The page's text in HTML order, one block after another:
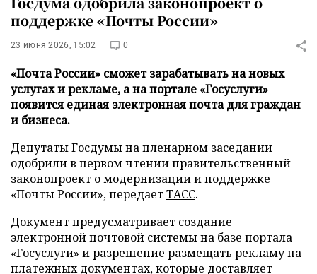
поддержке «Почты России»
23 июня 2026, 15:02 0
«Почта России» сможет зарабатывать на новых
услугах и рекламе, а на портале «Госуслуги»
появится единая электронная почта для граждан
и бизнеса.
Депутаты Госдумы на пленарном заседании
одобрили в первом чтении правительственный
законопроект о модернизации и поддержке
«Почты России», передаетТАСС.
Документ предусматривает создание
электронной почтовой системы на базе портала
«Госуслуги» и разрешение размещать рекламу на
платежных документах, которые доставляет